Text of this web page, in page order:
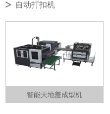
自动打扣机
智能天地盖成型机